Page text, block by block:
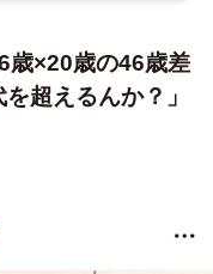
歳×20歳の46歳差
超えるんか？」